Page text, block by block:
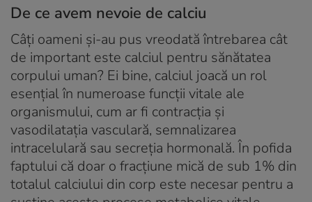
De ce avem nevoie de calciu
Câți oameni și-au pus vreodată întrebarea cât
de important este calciul pentru sănătatea
corpului uman? Ei bine, calciul joacă un rol
esențial în numeroase funcții vitale ale
organismului, cum ar fi contracția și
vasodilatația vasculară, semnalizarea
intracelulară sau secreția hormonală. În pofida
faptului că doar o fracțiune mică de sub 1% din
totalul calciului din corp este necesar pentru a